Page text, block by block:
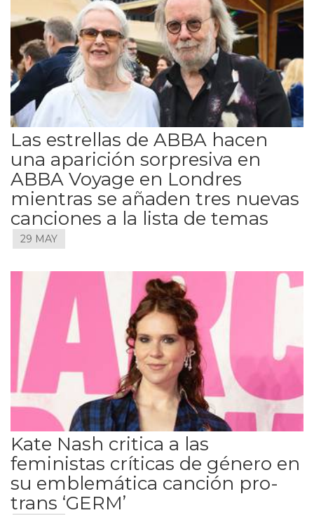
Las estrellas de ABBA hacen
una aparición sorpresiva en
ABBA Voyage en Londres
mientras se añaden tres nuevas
canciones a la lista de temas
29 MAY
Kate Nash critica a las
feministas críticas de género en
su emblemática canción pro-
trans ‘GERM’